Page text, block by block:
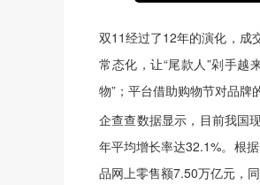
双11经过了12年的演化，成
常态化，让“尾款人”剁手越
物”；平台借助购物节对品牌
企查查数据显示，目前我国
年平均增长率达32.1%。根
品网上零售额7.50万亿元，